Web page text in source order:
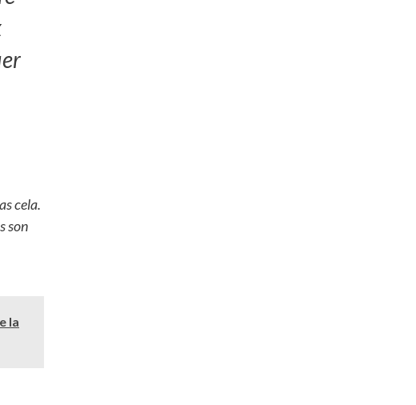
cela.
son
la